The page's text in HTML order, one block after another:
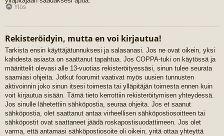
Ylös
Rekisteröidyin, mutta en voi kirjautua!
Tarkista ensin käyttäjätunnuksesi ja salasanasi. Jos ne ovat oikein, yksi
kahdesta asiasta on saattanut tapahtua. Jos COPPA-tuki on käytössä ja
määrittelit olevasi alle 13-vuotias rekisteröityessäsi, sinun tulee seurata
saamiasi ohjeita. Jotkut foorumit vaativat myös uusien tunnusten
aktivoinnin joko sinun itsesi toimesta tai ylläpitäjän toimesta ennen kuin
voit kirjautua sisään. Tämä tieto kerrottiin rekisteröitymisen yhteydessä.
Jos sinulle lähetettiin sähköpostia, seuraa ohjeita. Jos et saanut
sähköpostia, olet saattanut antaa virheellisen sähköpostiosoitteen tai
sähköpostit ovat saattaneet jäädä roskapostisuodattimeen. Jos olet
varma, että antamasi sähköpostiosoite oli oikein, yritä ottaa yhteyttä